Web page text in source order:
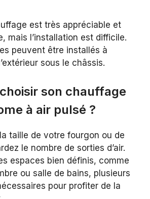
est très appréciable et
mais l’installation est difficile.
peuvent être installés à
sous le châssis.
son chauffage
à air pulsé ?
taille de votre fourgon ou de
le nombre de sorties d’air.
espaces bien définis, comme
ou salle de bains, plusieurs
pour profiter de la